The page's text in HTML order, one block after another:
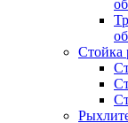
Стойка